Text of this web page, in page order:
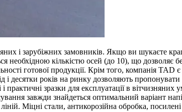
і зарубіжних замовників. Якщо ви шукаєте
необхідною кількістю осей (до 10), що дозволяє
готової продукції. Крім того, компанія TAD
і десятки років на ринку дозволяють
зразки для експлуатації в вітчизняних
завжди знайдеться оптимальний варіант
Міцні стали, антикорозійна обробка,